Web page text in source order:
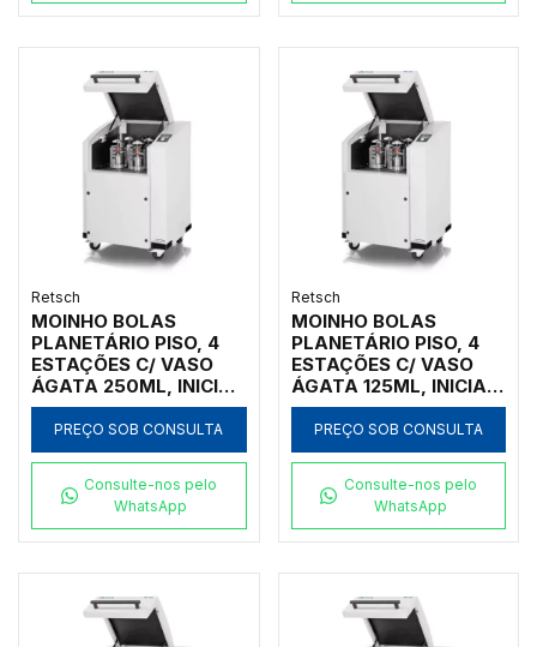
Retsch
MOINHO BOLAS
PLANETÁRIO PISO, 4
ESTAÇÕES C/ VASO
ÁGATA 250ML, INICIAL
<10MM, FINAL <1UM
PREÇO SOB CONSULTA
Consulte-nos pelo
WhatsApp
Retsch
MOINHO BOLAS
PLANETÁRIO PISO, 4
ESTAÇÕES C/ VASO
ÁGATA 125ML, INICIAL
<10MM, FINAL <1UM
PREÇO SOB CONSULTA
Consulte-nos pelo
WhatsApp